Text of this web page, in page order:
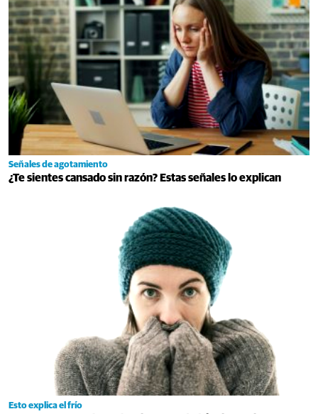
Señales de agotamiento
¿Te sientes cansado sin razón? Estas señales lo explican
Esto explica el frío